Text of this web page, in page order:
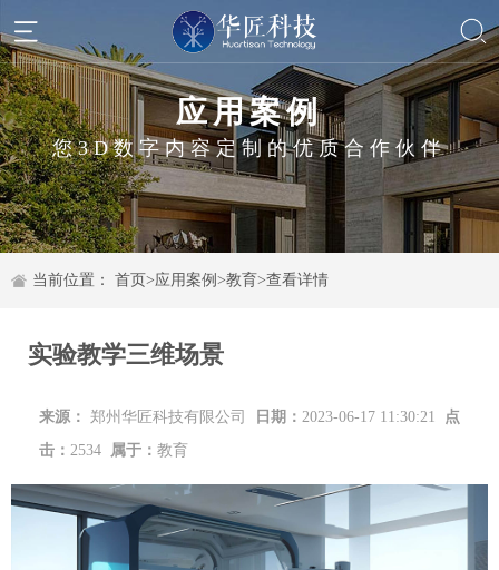
应用案例
您3D数字内容定制的优质合作伙伴
当前位置： 首页>应用案例 >教育>查看详情
实验教学三维场景
来源： 郑州华匠科技有限公司 日期： 2023-06-17 11:30:21
点
击： 2534 属于： 教育